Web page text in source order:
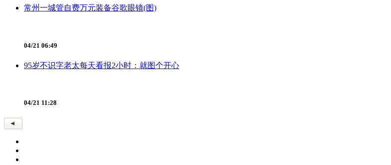
常州一城管自费万元装备谷歌眼镜(图)
04/21 06:49
95岁不识字老太每天看报2小时：就图个开心
04/21 11:28